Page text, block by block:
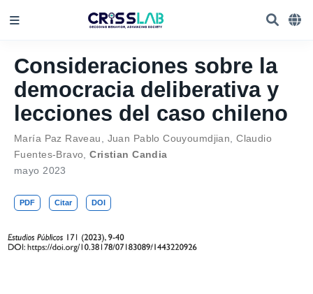
Consideraciones sobre la
democracia deliberativa y
lecciones del caso chileno
María Paz Raveau Juan Pablo Couyoumdjian ,Claudio
Fuentes-Bravo ,Cristian Candia
mayo 2023
PDF Citar DOI